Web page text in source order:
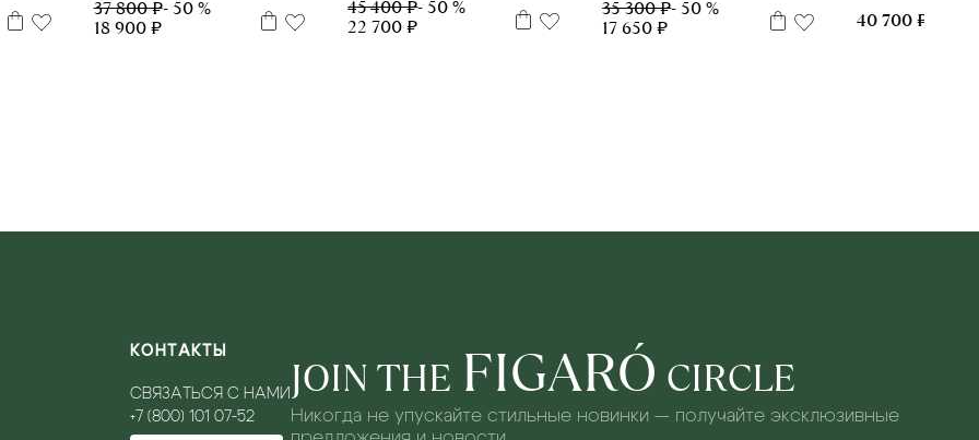
37 800 ₽- 50 %
18 900 ₽
45 400 ₽- 50 %
22 700 ₽
35 300 ₽- 50 %
17 650 ₽ 40 700 ₽
КОНТАКТЫ
СВЯЗАТЬСЯ С НАМИ
+7 (800) 101 07-52
JOIN THE FIGARÓ CIRCLE
Никогда не упускайте стильные новинки — получайте эксклюзивные